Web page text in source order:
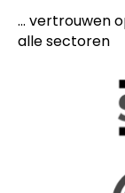
... vertrouwen
alle sectoren